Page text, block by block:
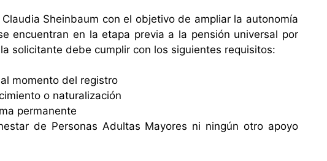
Sheinbaum con el objetivo de ampliar la autonomía
encuentran en la etapa previa a la pensión universal por
solicitante debe cumplir con los siguientes requisitos:
al momento del registro
o naturalización
permanente
de Personas Adultas Mayores ni ningún otro apoyo